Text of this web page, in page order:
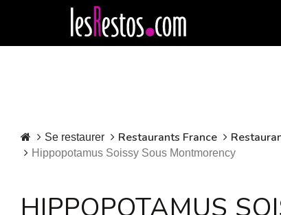
Se restaurer Restaurants France
Hippopotamus Soissy Sous Montmorency
HIPPOPOTAMUS